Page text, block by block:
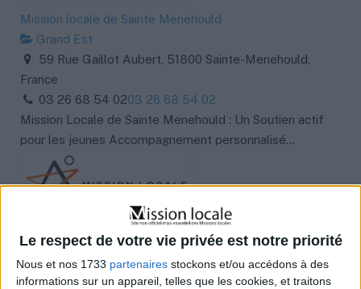
Le respect de votre vie privée est notre priorité
Nous et nos 1733 partenaires stockons et/ou accédons à des
informations sur un appareil, telles que les cookies, et traitons
Mission locale de Sainte Menehould
Grand Est
59 Rue Gaillot Aubert, 51800 Sainte-Menehould,
France
03 26 68 54 0203 26 68 54 02
Mission Locale de Sainte Menehould : Un Soutien actif
pour les jeunes Accompagnement personnalisé...
Mission locale de Vitry le François
18 Rue Marabais, 51300 Vitry-le-François, France